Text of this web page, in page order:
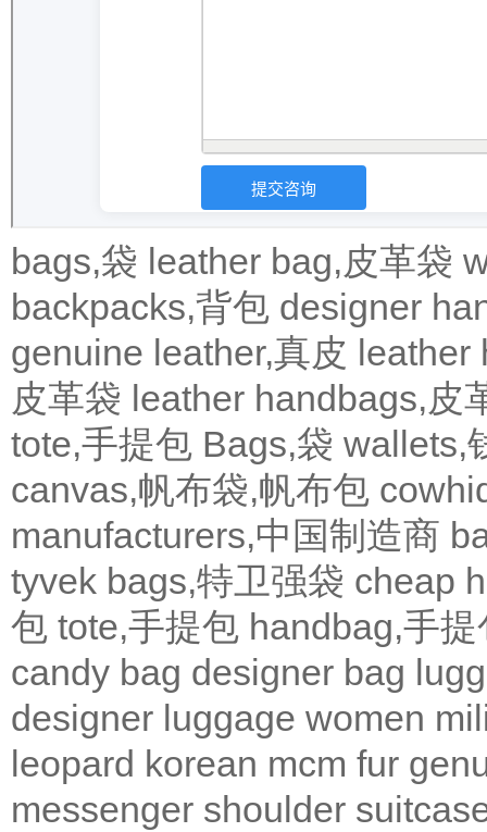
bags,袋 leather bag,皮革袋
backpacks,背包 designer
genuine leather,真皮 leather
皮革袋 leather handbags,皮
tote,手提包 Bags,袋 wallets,
canvas,帆布袋,帆布包
manufacturers,中国制造商
tyvek bags,特卫强袋 cheap
包 tote,手提包 handbag,手提
candy bag designer bag
designer luggage women
leopard korean mcm fur
messenger shoulder